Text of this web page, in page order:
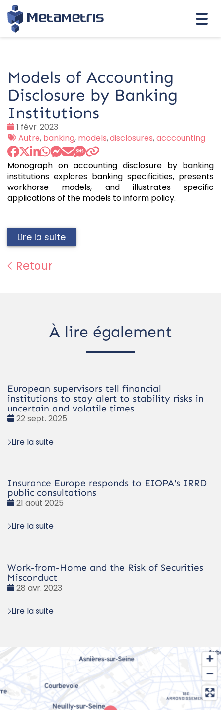
Models of Accounting
Disclosure by Banking
Institutions
Date
:
1 févr. 2023
Tags
:
Autre, banking, models,disclosures,acccounting
Monograph on accounting disclosure by banking
institutions explores banking specificities, presents
workhorse models, and illustrates specific
applications of the models to inform policy.
Lire la suite
Retour
À lire également
European supervisors tell financial
institutions to stay alert to stability risks in
uncertain and volatile times
Date
22 sept. 2025
Lire la suite
Insurance Europe responds to EIOPA's IRRD
public consultations
Date
21 août 2025
Lire la suite
Work-from-Home and the Risk of Securities
Misconduct
Date
28 avr. 2023
Lire la suite